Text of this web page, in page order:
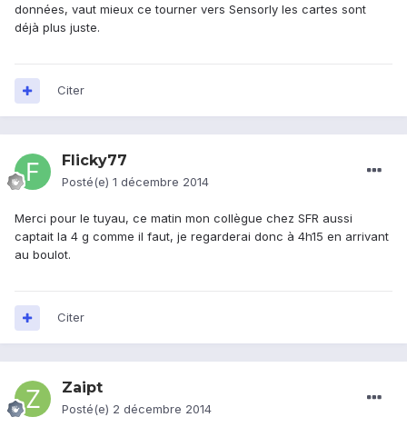
données, vaut mieux ce tourner vers Sensorly les cartes sont
déjà plus juste.
Citer
Flicky77
Posté(e) 1 décembre 2014
Merci pour le tuyau, ce matin mon collègue chez SFR aussi
captait la 4 g comme il faut, je regarderai donc à 4h15 en arrivant
au boulot.
Citer
Zaipt
Posté(e) 2 décembre 2014